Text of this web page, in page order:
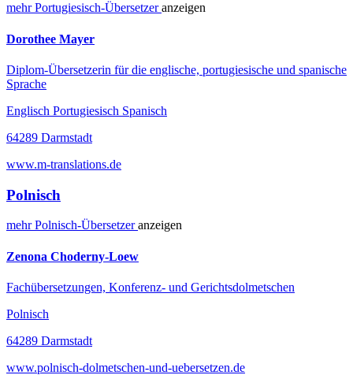
mehrPortugiesisch-Übersetzeranzeigen
Dorothee Mayer
Diplom-Übersetzerin für die englische, portugiesische und spanische
Sprache
Englisch Portugiesisch Spanisch
64289 Darmstadt
www.m-translations.de
Polnisch
mehrPolnisch-Übersetzeranzeigen
Zenona Choderny-Loew
Fachübersetzungen, Konferenz- und Gerichtsdolmetschen
Polnisch
64289 Darmstadt
www.polnisch-dolmetschen-und-uebersetzen.de